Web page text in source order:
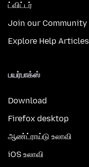
ட்விட்டர்
Join our Community
Explore Help Articles
பயர்பாக்ஸ்
Download
Firefox desktop
ஆண்ட்ராய்டு உலாவி
iOS உலாவி